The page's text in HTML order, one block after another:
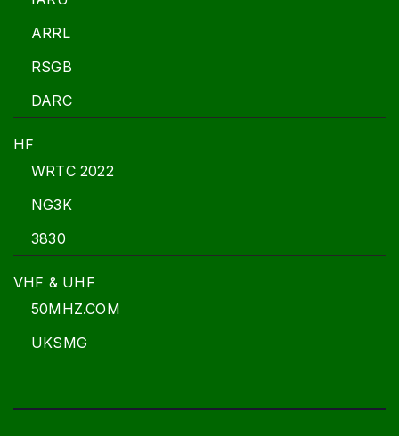
ARRL
RSGB
DARC
HF
WRTC 2022
NG3K
3830
VHF & UHF
50MHZ.COM
UKSMG